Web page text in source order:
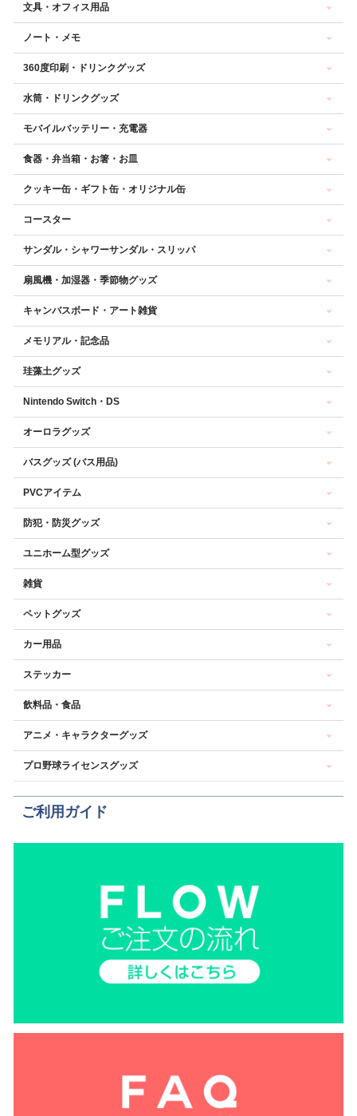
文具・オフィス用品
ノート・メモ
360度印刷・ドリンクグッズ
水筒・ドリンクグッズ
モバイルバッテリー・充電器
食器・弁当箱・お箸・お皿
クッキー缶・ギフト缶・オリジナル缶
コースター
サンダル・シャワーサンダル・スリッパ
扇風機・加湿器・季節物グッズ
キャンバスボード・アート雑貨
メモリアル・記念品
珪藻土グッズ
Nintendo Switch・DS
オーロラグッズ
バスグッズ (バス用品)
PVCアイテム
防犯・防災グッズ
ユニホーム型グッズ
雑貨
ペットグッズ
カー用品
ステッカー
飲料品・食品
アニメ・キャラクターグッズ
プロ野球ライセンスグッズ
ご利用ガイド